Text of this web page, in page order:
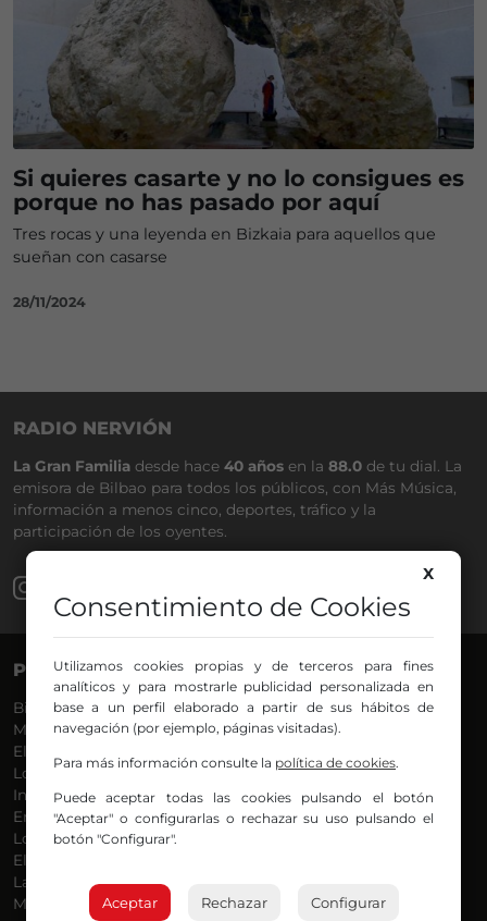
Si quieres casarte y no lo consigues es
porque no has pasado por aquí
Tres rocas y una leyenda en Bizkaia para aquellos que
sueñan con casarse
28/11/2024
RADIO NERVIÓN
La Gran Familia desde hace 40 años en la 88.0 de tu dial. La
emisora de Bilbao para todos los públicos, con Más Música,
información a menos cinco, deportes, tráfico y la
participación de los oyentes.
PROGRAMAS
Bilbosport
Más Música
El Madrugador
Lo Más Nuevo
Informativos
En Ruta
Locos por la Música
El Supermadrugador
La Mañana de Radio Nervión
Más Madrugada
VOCES
Agurtzane
Belén Ollero
Eduardo
Eva Argote
Endika
Jon
X
Consentimiento de Cookies
Utilizamos cookies propias y de terceros para fines
analíticos y para mostrarle publicidad personalizada en
base a un perfil elaborado a partir de sus hábitos de
navegación (por ejemplo, páginas visitadas).
Para más información consulte la política de cookies.
Puede aceptar todas las cookies pulsando el botón
"Aceptar" o configurarlas o rechazar su uso pulsando el
botón "Configurar".
Aceptar Rechazar Configurar